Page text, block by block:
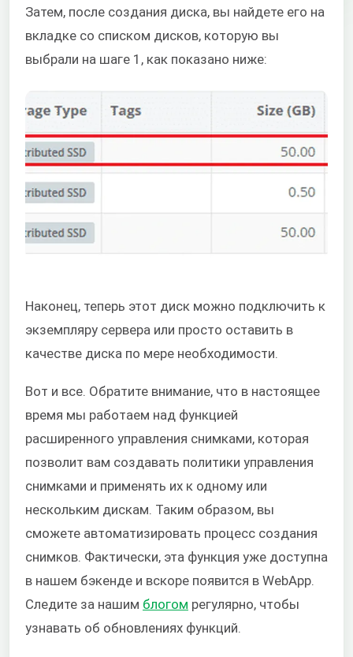
Затем, после создания диска, вы найдете его на
вкладке со списком дисков, которую вы
выбрали на шаге 1, как показано ниже:
Наконец, теперь этот диск можно подключить к
экземпляру сервера или просто оставить в
качестве диска по мере необходимости.
Вот и все. Обратите внимание, что в настоящее
время мы работаем над функцией
расширенного управления снимками, которая
позволит вам создавать политики управления
снимками и применять их к одному или
нескольким дискам. Таким образом, вы
сможете автоматизировать процесс создания
снимков. Фактически, эта функция уже доступна
в нашем бэкенде и вскоре появится в WebApp.
Следите за нашим блогом регулярно, чтобы
узнавать об обновлениях функций.